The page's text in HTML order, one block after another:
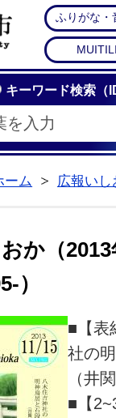
石岡
ふりがな・
キーワード検索（
ーム
広報いし
か（2013
）
■【表
社の
（井関
■【